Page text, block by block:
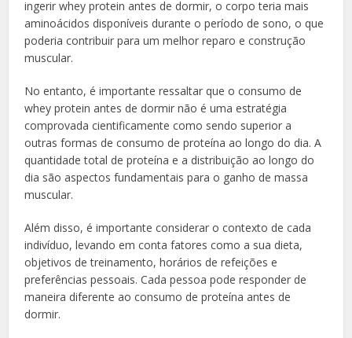
ingerir whey protein antes de dormir, o corpo teria mais
aminoácidos disponíveis durante o período de sono, o que
poderia contribuir para um melhor reparo e construção
muscular.
No entanto, é importante ressaltar que o consumo de
whey protein antes de dormir não é uma estratégia
comprovada cientificamente como sendo superior a
outras formas de consumo de proteína ao longo do dia. A
quantidade total de proteína e a distribuição ao longo do
dia são aspectos fundamentais para o ganho de massa
muscular.
Além disso, é importante considerar o contexto de cada
indivíduo, levando em conta fatores como a sua dieta,
objetivos de treinamento, horários de refeições e
preferências pessoais. Cada pessoa pode responder de
maneira diferente ao consumo de proteína antes de
dormir.